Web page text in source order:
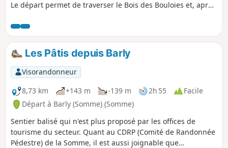
Le départ permet de traverser le Bois des Bouloies et, après
chemins d'exploitation. Pique-nique possible sur la place.
On peut enchaîner avec la randonnée "Les pâtis au départ
de Barly" pour un total de 20 km.
Les Pâtis depuis Barly
Visorandonneur
8,73 km
+143 m -139 m 2h 55
Facile
Départ à Barly (Somme) (Somme)
Sentier balisé qui n'est plus proposé par les offices de
tourisme du secteur. Quant au CDRP (Comité de Randonnée
Pédestre) de la Somme, il est aussi joignable que